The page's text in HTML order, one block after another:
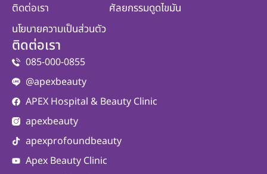
ติดต่อเรา
นโยบายความเป็นส่วนตัว
ศัลยกรรมดูดไขมัน
ติดต่อเรา
085-000-0855
@apexbeauty
APEX Hospital & Beauty Clinic
apexbeauty
apexprofoundbeauty
Apex Beauty Clinic